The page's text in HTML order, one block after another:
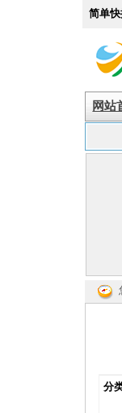
简单
网站
分